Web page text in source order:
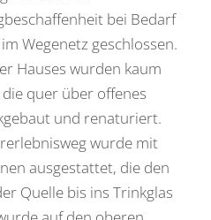
bei Bedarf
Wegenetz geschlossen.
Hauses wurden kaum
quer über offenes
und renaturiert.
wurde mit
ausgestattet, die den
Quelle bis ins Trinkglas